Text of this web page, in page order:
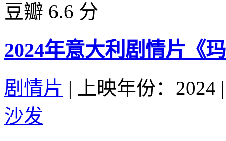
豆瓣 6.6 分
2024年意大利剧情片《
剧情片 | 上映年份：2024 |
沙发